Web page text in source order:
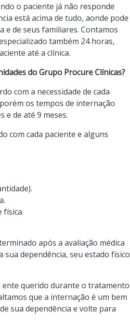
o paciente já não responde
está acima de tudo, aonde pode
de seus familiares. Contamos
também 24 horas,
até a clínica.
do Grupo Procure Clínicas?
com a necessidade de cada
os tempos de internação
e de até 9 meses.
com cada paciente e alguns
física.
após a avaliação médica
sua dependência, seu estado físico
ente querido durante o tratamento
que a internação é um bem
sua dependência e volte para